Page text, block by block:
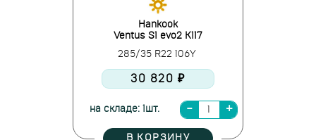
Hankook
Ventus S1 evo2 K117
285/35 R22 106Y
30 820 ₽
на складе: 1шт.
В КОРЗИНУ